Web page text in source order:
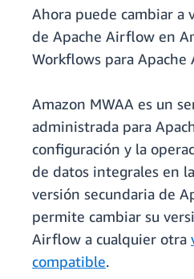
Ahora puede cambiar a
de Apache Airflow en
Workflows para Apache
Amazon MWAA es un
administrada para
configuración y la
de datos integrales en
versión secundaria de
permite cambiar su
Airflow a cualquier otra
compatible.